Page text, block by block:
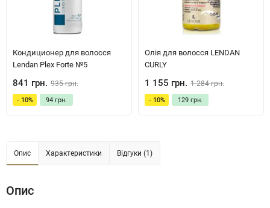
Кондиционер для волосcя
Lendan Plex Forte №5
841 грн. 935 грн.
- 10% 94 грн.
Олія для волосся LENDAN
CURLY
1 155 грн. 1 284 грн.
- 10% 129 грн.
Опис Характеристики Відгуки (1)
Опис